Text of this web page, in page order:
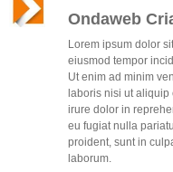
Ondaweb
Lorem ipsum dolor
eiusmod tempor
Ut enim ad minim
laboris nisi ut
irure dolor in
eu fugiat nulla
proident, sunt in
laborum.